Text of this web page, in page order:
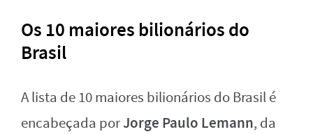
Os 10 maiores bilionários do
Brasil
A lista de 10 maiores bilionários do Brasil é
encabeçada porJorge Paulo Lemann, da